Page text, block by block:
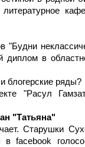
"Будни
диплом в
блогерские ряды?
"Расул
"Татьяна"
Старушки
facebook